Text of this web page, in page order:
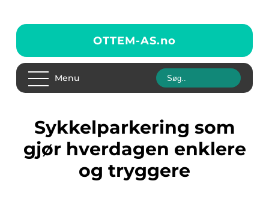
OTTEM-AS.no
Menu
Sykkelparkering som
gjør hverdagen enklere
og tryggere